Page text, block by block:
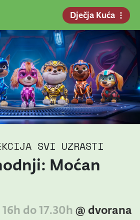
Dječja Kuća
SVI UZRASTI
Moćan
do 17.30h @ dvorana